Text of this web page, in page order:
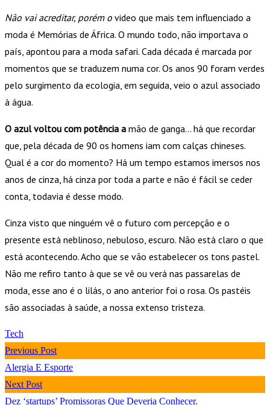
Não vai acreditar, porém o video que mais tem influenciado a
moda é Memórias de África. O mundo todo, não importava o
país, apontou para a moda safari. Cada década é marcada por
momentos que se traduzem numa cor. Os anos 90 foram verdes
pelo surgimento da ecologia, em seguida, veio o azul associado
à água.
O azul voltou com potência a mão de ganga… há que recordar
que, pela década de 90 os homens iam com calças chineses.
Qual é a cor do momento? Há um tempo estamos imersos nos
anos de cinza, há cinza por toda a parte e não é fácil se ceder
conta, todavia é desse modo.
Cinza visto que ninguém vê o futuro com percepção e o
presente está neblinoso, nebuloso, escuro. Não está claro o que
está acontecendo. Acho que se vão estabelecer os tons pastel.
Não me refiro tanto à que se vê ou verá nas passarelas de
moda, esse ano é o lilás, o ano anterior foi o rosa. Os pastéis
são associadas à saúde, a nossa extenso tristeza.
Tech
Previous Post
Alergia E Esporte
Next Post
Dez ‘startups’ Promissoras Que Deveria Conhecer.